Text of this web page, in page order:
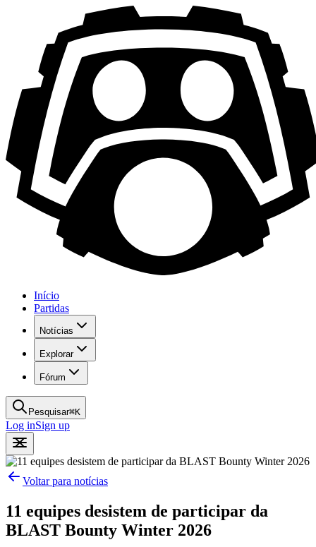
Início
Partidas
Notícias
Explorar
Fórum
Pesquisar⌘K
Log inSign up
Voltar para notícias
11 equipes desistem de participar da
BLAST Bounty Winter 2026